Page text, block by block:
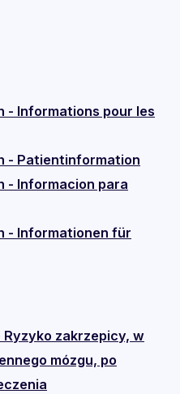
- Informations pour les
- Patientinformation
- Informacion para
- Informationen für
zakrzepicy, w
mózgu, po